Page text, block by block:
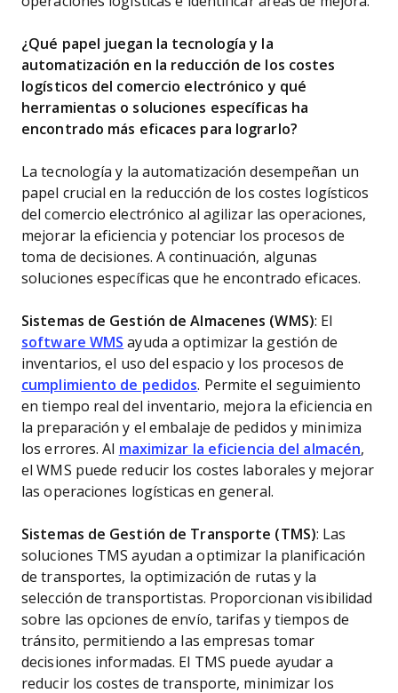
¿Qué papel juegan la tecnología y la
automatización en la reducción de los costes
logísticos del comercio electrónico y qué
herramientas o soluciones específicas ha
encontrado más eficaces para lograrlo?
La tecnología y la automatización desempeñan un
papel crucial en la reducción de los costes logísticos
del comercio electrónico al agilizar las operaciones,
mejorar la eficiencia y potenciar los procesos de
toma de decisiones. A continuación, algunas
soluciones específicas que he encontrado eficaces.
Sistemas de Gestión de Almacenes (WMS): El
software WMS ayuda a optimizar la gestión de
inventarios, el uso del espacio y los procesos de
cumplimiento de pedidos. Permite el seguimiento
en tiempo real del inventario, mejora la eficiencia en
la preparación y el embalaje de pedidos y minimiza
los errores. Al maximizar la eficiencia del almacén,
el WMS puede reducir los costes laborales y mejorar
las operaciones logísticas en general.
Sistemas de Gestión de Transporte (TMS): Las
soluciones TMS ayudan a optimizar la planificación
de transportes, la optimización de rutas y la
selección de transportistas. Proporcionan visibilidad
sobre las opciones de envío, tarifas y tiempos de
tránsito, permitiendo a las empresas tomar
decisiones informadas. El TMS puede ayudar a
reducir los costes de transporte, minimizar los